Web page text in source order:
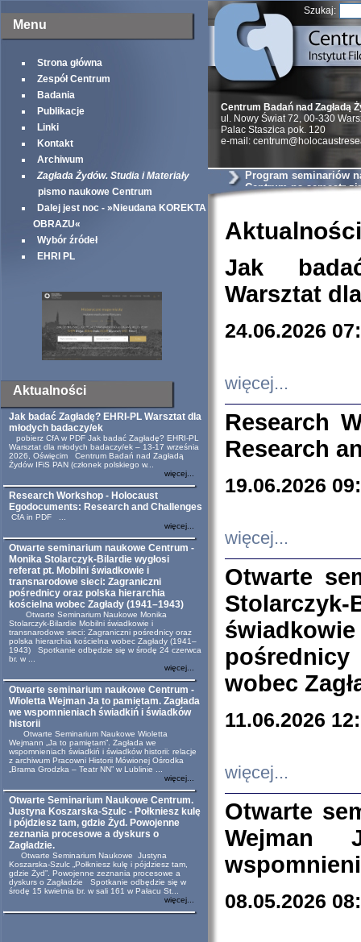
Menu
Strona główna
Zespół Centrum
Badania
Publikacje
Linki
Kontakt
Archiwum
Zagłada Żydów. Studia i Materiały
pismo naukowe Centrum
Dalej jest noc - »Nieudana KOREKTA
OBRAZU«
Wybór źródeł
EHRI PL
Aktualności
Jak badać Zagładę? EHRI-PL Warsztat dla
młodych badaczy/ek
pobierz CfA w PDF Jak badać Zagładę? EHRI-PL
Warsztat dla młodych badaczy/ek – 13-17 września
2026, Oświęcim Centrum Badań nad Zagładą
Żydów IFiS PAN (członek polskiego w...
więcej...
Research Workshop - Holocaust
Egodocuments: Research and Challenges
CfA in PDF ...
więcej...
Otwarte seminarium naukowe Centrum -
Monika Stolarczyk-Bilardie wygłosi
referat pt. Mobilni świadkowie i
transnarodowe sieci: Zagraniczni
pośrednicy oraz polska hierarchia
kościelna wobec Zagłady (1941–1943)
Otwarte Seminarium Naukowe Monika
Stolarczyk-Bilardie Mobilni świadkowie i
transnarodowe sieci: Zagraniczni pośrednicy oraz
polska hierarchia kościelna wobec Zagłady (1941–
1943) Spotkanie odbędzie się w środę 24 czerwca
br. w ...
więcej...
Otwarte seminarium naukowe Centrum -
Wioletta Wejman Ja to pamiętam. Zagłada
we wspomnieniach świadkiń i świadków
historii
Otwarte Seminarium Naukowe Wioletta
Wejmann „Ja to pamiętam”. Zagłada we
wspomnieniach świadkiń i świadków historii: relacje
z archiwum Pracowni Historii Mówionej Ośrodka
„Brama Grodzka – Teatr NN” w Lublinie ...
więcej...
Otwarte Seminarium Naukowe Centrum.
Justyna Koszarska-Szulc - Połkniesz kulę
i pójdziesz tam, gdzie Żyd. Powojenne
zeznania procesowe a dyskurs o
Zagładzie.
Otwarte Seminarium Naukowe Justyna
Koszarska-Szulc „Połkniesz kulę i pójdziesz tam,
gdzie Żyd”. Powojenne zeznania procesowe a
dyskurs o Zagładzie Spotkanie odbędzie się w
środę 15 kwietnia br. w sali 161 w Pałacu St...
więcej...
Szukaj:
Centrum Badań nad Zagładą
ul. Nowy Świat 72, 00-330
Palac Staszica pok. 120
e-mail:
Program seminariów
Centrum na semestr
Aktualności
Jak
Warsztat
24.06.2026
więcej...
Research
Research
19.06.2026
więcej...
Otwarte
wobec
11.06.2026
więcej...
Otwarte
Wejman
08.05.2026